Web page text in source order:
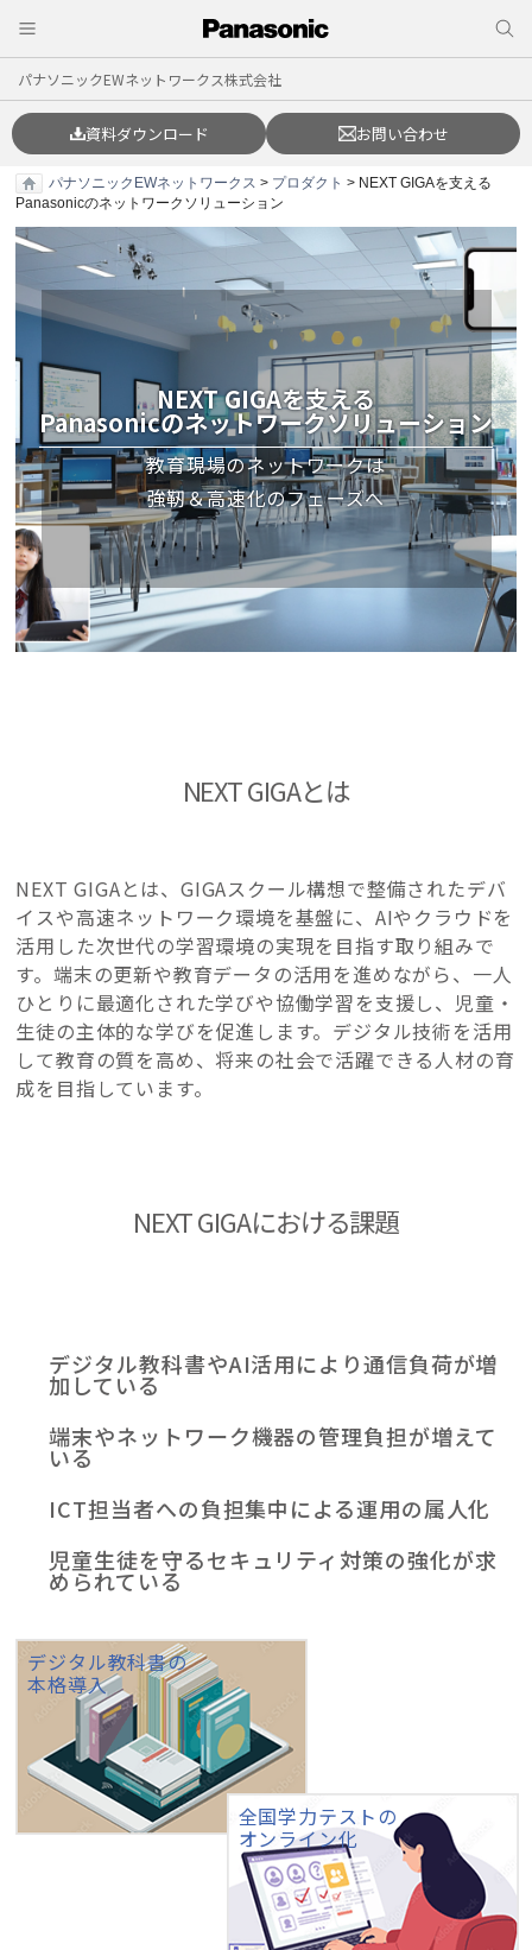
パナソニックEWネットワークス株式会社
資料ダウンロード お問い合わせ
パナソニックEWネットワークス > プロダクト > NEXT GIGAを支える
Panasonicのネットワークソリューション
NEXT GIGAを支える
Panasonicのネットワークソリューション
教育現場のネットワークは
強靭＆高速化のフェーズへ
NEXT GIGAとは
NEXT GIGAとは、GIGAスクール構想で整備されたデバ
イスや高速ネットワーク環境を基盤に、AIやクラウドを
活用した次世代の学習環境の実現を目指す取り組みで
す。端末の更新や教育データの活用を進めながら、一人
ひとりに最適化された学びや協働学習を支援し、児童・
生徒の主体的な学びを促進します。デジタル技術を活用
して教育の質を高め、将来の社会で活躍できる人材の育
成を目指しています。
NEXT GIGAにおける課題
デジタル教科書の
本格導入
全国学力テストの
オンライン化
デジタル教科書やAI活用により通信負荷が増
加している
端末やネットワーク機器の管理負担が増えて
いる
ICT担当者への負担集中による運用の属人化
児童生徒を守るセキュリティ対策の強化が求
められている